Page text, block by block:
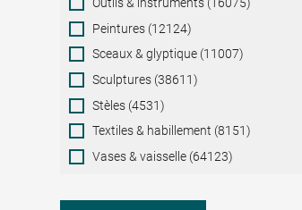
Peintures (12124)
Sceaux & glyptique (11007)
Sculptures (38611)
Stèles (4531)
Textiles & habillement (8151)
Vases & vaisselle (64123)